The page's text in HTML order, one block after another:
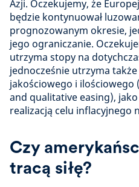
Azji. Oczekujemy, że
będzie kontynuował
prognozowanym okresie,
jego ograniczanie.
utrzyma stopy na
jednocześnie utrzyma
jakościowego i ilościowego
and qualitative easing),
realizacją celu inflacyjnego
Czy
tracą siłę?